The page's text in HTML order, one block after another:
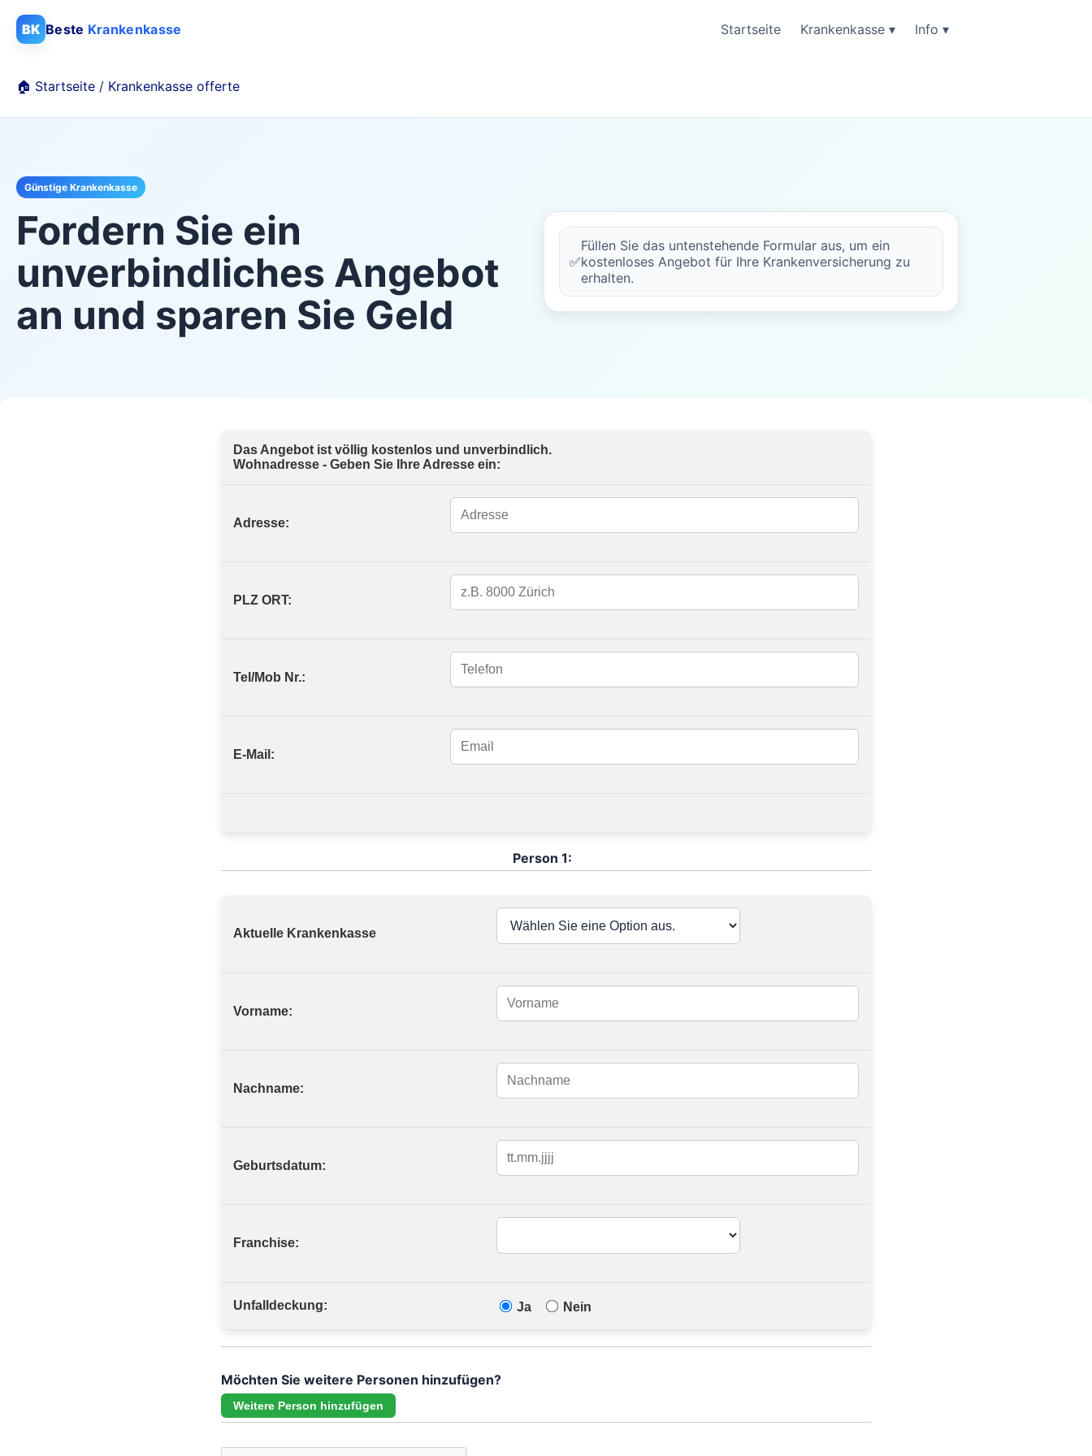
BK Beste Krankenkasse Startseite Krankenkasse ▾ Info ▾
🏠 Startseite / Krankenkasse offerte
Günstige Krankenkasse
Fordern Sie ein
unverbindliches Angebot
an und sparen Sie Geld
✅
Füllen Sie das untenstehende Formular aus, um ein
kostenloses Angebot für Ihre Krankenversicherung zu
erhalten.
Das Angebot ist völlig kostenlos und unverbindlich.
Wohnadresse - Geben Sie Ihre Adresse ein:
Adresse:
PLZ ORT:
Tel/Mob Nr.:
E-Mail:
Person 1:
Aktuelle Krankenkasse
Vorname:
Nachname:
Geburtsdatum:
Franchise:
Unfalldeckung: Ja Nein
Möchten Sie weitere Personen hinzufügen?
Weitere Person hinzufügen